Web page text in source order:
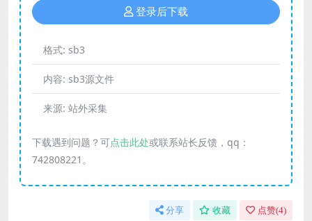
登录后下载
格式: sb3
内容: sb3源文件
来源: 站外采集
下载遇到问题？可点击此处或联系站长反馈，qq：
742808221。
分享 收藏 点赞(4)